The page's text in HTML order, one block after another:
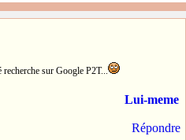
sur Google P2T...
Lui-meme
Répondre